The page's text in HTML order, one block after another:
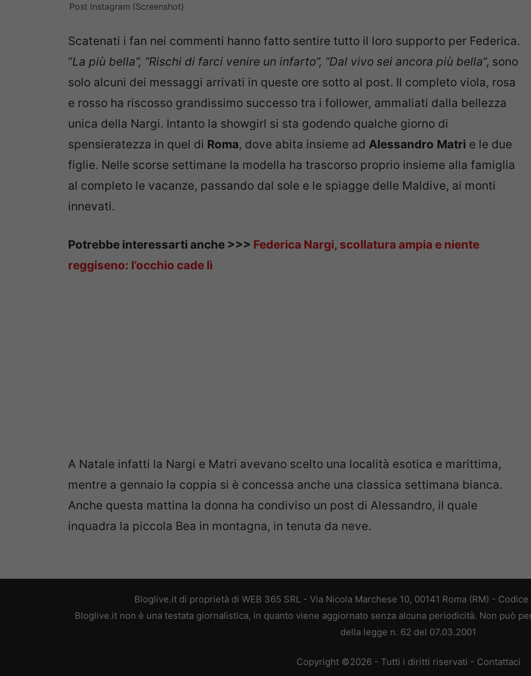
Post Instagram (Screenshot)
Scatenati i fan nei commenti hanno fatto sentire tutto il loro supporto per Federica.
“La più bella”, “Rischi di farci venire un infarto”, “Dal vivo sei ancora più bella“, sono
solo alcuni dei messaggi arrivati in queste ore sotto al post. Il completo viola, rosa
e rosso ha riscosso grandissimo successo tra i follower, ammaliati dalla bellezza
unica della Nargi. Intanto la showgirl si sta godendo qualche giorno di
spensieratezza in quel di Roma, dove abita insieme ad Alessandro Matri e le due
figlie. Nelle scorse settimane la modella ha trascorso proprio insieme alla famiglia
al completo le vacanze, passando dal sole e le spiagge delle Maldive, ai monti
innevati.
Potrebbe interessarti anche >>> Federica Nargi, scollatura ampia e niente
reggiseno: l’occhio cade lì
A Natale infatti la Nargi e Matri avevano scelto una località esotica e marittima,
mentre a gennaio la coppia si è concessa anche una classica settimana bianca.
Anche questa mattina la donna ha condiviso un post di Alessandro, il quale
inquadra la piccola Bea in montagna, in tenuta da neve.
Bloglive.it di proprietà di WEB 365 SRL - Via Nicola Marchese 10, 00141 Roma (RM) -
Bloglive.it non è una testata giornalistica, in quanto viene aggiornato senza alcuna periodicità. Non può
della legge n. 62 del 07.03.2001
Copyright ©2026 - Tutti i diritti riservati - Contattaci